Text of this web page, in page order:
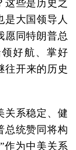
这些是历史之
是大国领导人
愿同特朗普总
好航、掌好
往开来的历史
关系稳定、健
总统赞同将构
作为中美关系